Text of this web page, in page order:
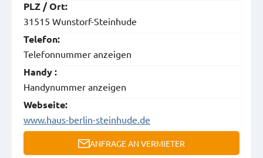
PLZ / Ort:
31515 Wunstorf-Steinhude
Telefon:
Telefonnummer anzeigen
Handy :
Handynummer anzeigen
Webseite:
www.haus-berlin-steinhude.de
ANFRAGE AN VERMIETER